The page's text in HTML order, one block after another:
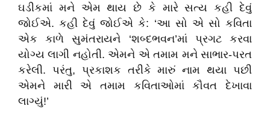
ઘડીકમાં મને એમ થાય છે કે મારે સત્ય કહી દેવું
જોઈએ. કહી દેવું જોઈએ કે: ‘આ સો એ સો કવિતા
એક કાળે સુમંતરાયને ‘શબ્દભવન’માં પ્રગટ કરવા
યોગ્ય લાગી નહોતી. એમને એ તમામ મને સાભાર-પરત
કરેલી. પરંતુ, પ્રકાશક તરીકે મારું નામ થયા પછી
એમને મારી એ તમામ કવિતાઓમાં કૌવત દેખાવા
લાગ્યું!’